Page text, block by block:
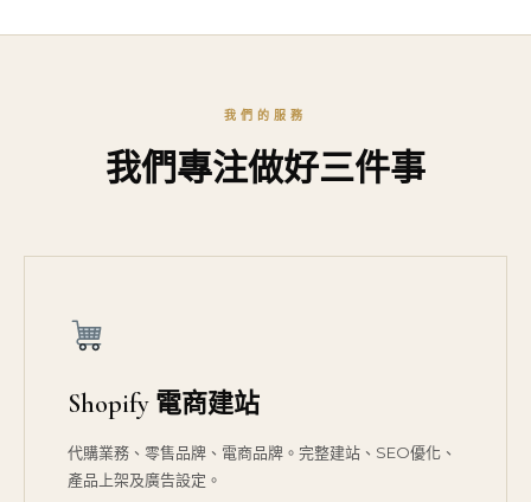
我們的服務
我們專注做好三件事
Shopify 電商建站
代購業務、零售品牌、電商品牌。完整建站、SEO優化、
產品上架及廣告設定。